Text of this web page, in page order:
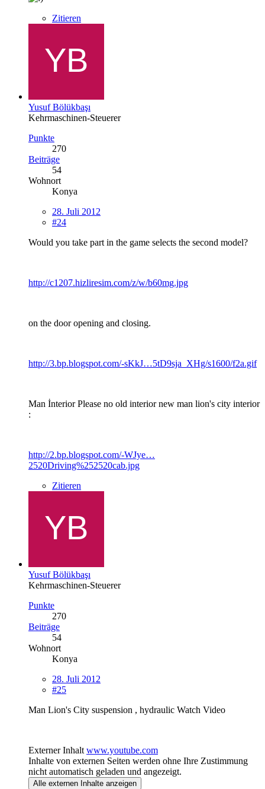
Zitieren
Yusuf Bölükbaşı
Kehrmaschinen-Steuerer
Punkte
270
Beiträge
54
Wohnort
Konya
28. Juli 2012
#24
Would you take part in the game selects the second model?
http://c1207.hizliresim.com/z/w/b60mg.jpg
on the door opening and closing.
http://3.bp.blogspot.com/-sKkJ…5tD9sja_XHg/s1600/f2a.gif
Man İnterior Please no old interior new man lion's city interior
:
http://2.bp.blogspot.com/-WJye…
2520Driving%252520cab.jpg
Zitieren
Yusuf Bölükbaşı
Kehrmaschinen-Steuerer
Punkte
270
Beiträge
54
Wohnort
Konya
28. Juli 2012
#25
Man Lion's City suspension , hydraulic Watch Video
Externer Inhalt www.youtube.com
Inhalte von externen Seiten werden ohne Ihre Zustimmung
nicht automatisch geladen und angezeigt.
Alle externen Inhalte anzeigen